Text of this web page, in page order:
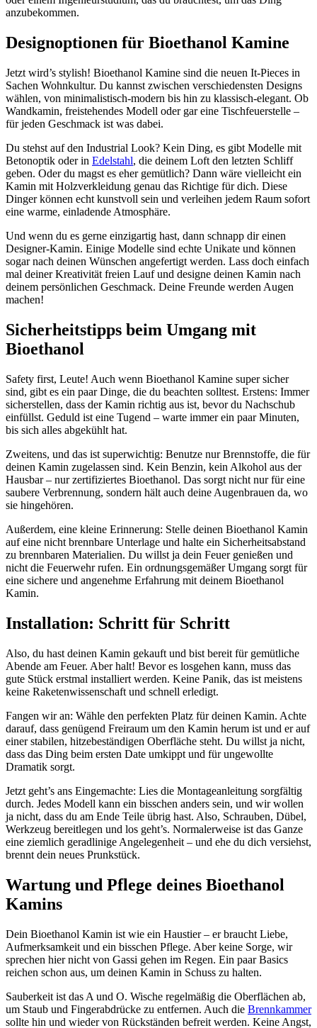
anzubekommen.
Designoptionen für Bioethanol Kamine
Jetzt wird’s stylish! Bioethanol Kamine sind die neuen It-Pieces in
Sachen Wohnkultur. Du kannst zwischen verschiedensten Designs
wählen, von minimalistisch-modern bis hin zu klassisch-elegant. Ob
Wandkamin, freistehendes Modell oder gar eine Tischfeuerstelle –
für jeden Geschmack ist was dabei.
Du stehst auf den Industrial Look? Kein Ding, es gibt Modelle mit
Betonoptik oder in Edelstahl, die deinem Loft den letzten Schliff
geben. Oder du magst es eher gemütlich? Dann wäre vielleicht ein
Kamin mit Holzverkleidung genau das Richtige für dich. Diese
Dinger können echt kunstvoll sein und verleihen jedem Raum sofort
eine warme, einladende Atmosphäre.
Und wenn du es gerne einzigartig hast, dann schnapp dir einen
Designer-Kamin. Einige Modelle sind echte Unikate und können
sogar nach deinen Wünschen angefertigt werden. Lass doch einfach
mal deiner Kreativität freien Lauf und designe deinen Kamin nach
deinem persönlichen Geschmack. Deine Freunde werden Augen
machen!
Sicherheitstipps beim Umgang mit
Bioethanol
Safety first, Leute! Auch wenn Bioethanol Kamine super sicher
sind, gibt es ein paar Dinge, die du beachten solltest. Erstens: Immer
sicherstellen, dass der Kamin richtig aus ist, bevor du Nachschub
einfüllst. Geduld ist eine Tugend – warte immer ein paar Minuten,
bis sich alles abgekühlt hat.
Zweitens, und das ist superwichtig: Benutze nur Brennstoffe, die für
deinen Kamin zugelassen sind. Kein Benzin, kein Alkohol aus der
Hausbar – nur zertifiziertes Bioethanol. Das sorgt nicht nur für eine
saubere Verbrennung, sondern hält auch deine Augenbrauen da, wo
sie hingehören.
Außerdem, eine kleine Erinnerung: Stelle deinen Bioethanol Kamin
auf eine nicht brennbare Unterlage und halte ein Sicherheitsabstand
zu brennbaren Materialien. Du willst ja dein Feuer genießen und
nicht die Feuerwehr rufen. Ein ordnungsgemäßer Umgang sorgt für
eine sichere und angenehme Erfahrung mit deinem Bioethanol
Kamin.
Installation: Schritt für Schritt
Also, du hast deinen Kamin gekauft und bist bereit für gemütliche
Abende am Feuer. Aber halt! Bevor es losgehen kann, muss das
gute Stück erstmal installiert werden. Keine Panik, das ist meistens
keine Raketenwissenschaft und schnell erledigt.
Fangen wir an: Wähle den perfekten Platz für deinen Kamin. Achte
darauf, dass genügend Freiraum um den Kamin herum ist und er auf
einer stabilen, hitzebeständigen Oberfläche steht. Du willst ja nicht,
dass das Ding beim ersten Date umkippt und für ungewollte
Dramatik sorgt.
Jetzt geht’s ans Eingemachte: Lies die Montageanleitung sorgfältig
durch. Jedes Modell kann ein bisschen anders sein, und wir wollen
ja nicht, dass du am Ende Teile übrig hast. Also, Schrauben, Dübel,
Werkzeug bereitlegen und los geht’s. Normalerweise ist das Ganze
eine ziemlich geradlinige Angelegenheit – und ehe du dich versiehst,
brennt dein neues Prunkstück.
Wartung und Pflege deines Bioethanol
Kamins
Dein Bioethanol Kamin ist wie ein Haustier – er braucht Liebe,
Aufmerksamkeit und ein bisschen Pflege. Aber keine Sorge, wir
sprechen hier nicht von Gassi gehen im Regen. Ein paar Basics
reichen schon aus, um deinen Kamin in Schuss zu halten.
Sauberkeit ist das A und O. Wische regelmäßig die Oberflächen ab,
um Staub und Fingerabdrücke zu entfernen. Auch die Brennkammer
sollte hin und wieder von Rückständen befreit werden. Keine Angst,